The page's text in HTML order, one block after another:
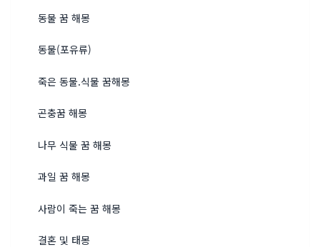
동물 꿈 해몽
동물(포유류)
죽은 동물.식물 꿈해몽
곤충꿈 해몽
나무 식물 꿈 해몽
과일 꿈 해몽
사람이 죽는 꿈 해몽
결혼 및 태몽